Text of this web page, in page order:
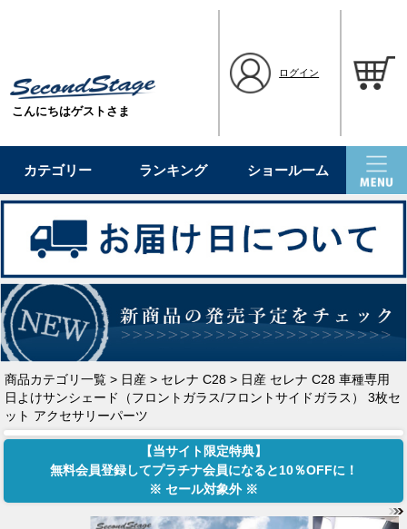
こんにちはゲストさま
ログイン
カテゴリー ランキング ショールーム
商品カテゴリ一覧 > 日産 > セレナ C28 > 日産 セレナ C28 車種専用
日よけサンシェード（フロントガラス/フロントサイドガラス） 3枚セ
ット アクセサリーパーツ
【当サイト限定特典】
無料会員登録してプラチナ会員になると10％OFFに！
※ セール対象外 ※